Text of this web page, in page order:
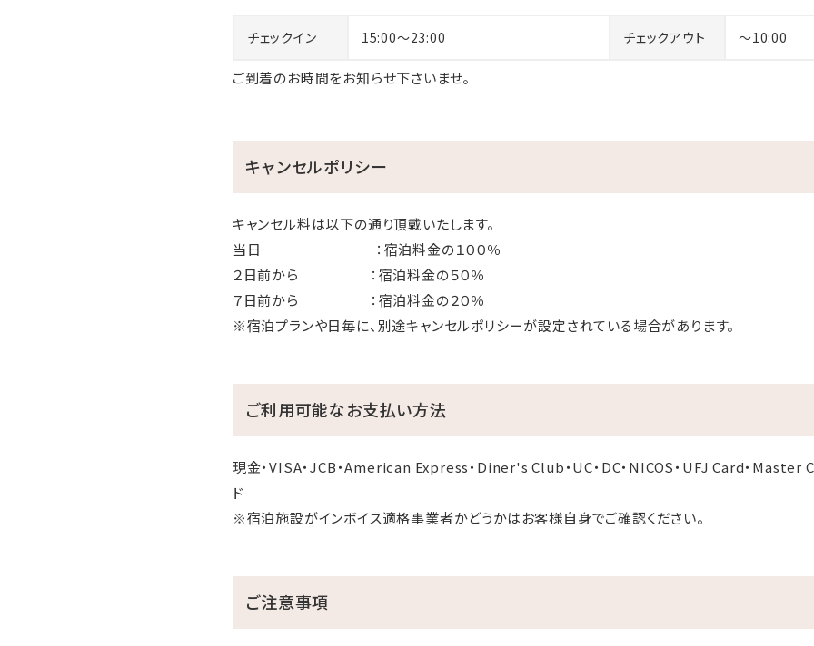
チェックイン 15:00～23:00 チェックアウト ～10:00
ご到着のお時間をお知らせ下さいませ。
キャンセルポリシー
キャンセル料は以下の通り頂戴いたします。
当日 ：宿泊料金の１００％
２日前から ：宿泊料金の５０％
７日前から ：宿泊料金の２０％
※宿泊プランや日毎に、別途キャンセルポリシーが設定されている場合があります。
ご利用可能なお支払い方法
現金・VISA・JCB・American Express・Diner's Club・UC・DC・NICOS・UFJ Card・Master
ド
※宿泊施設がインボイス適格事業者かどうかはお客様自身でご確認ください。
ご注意事項